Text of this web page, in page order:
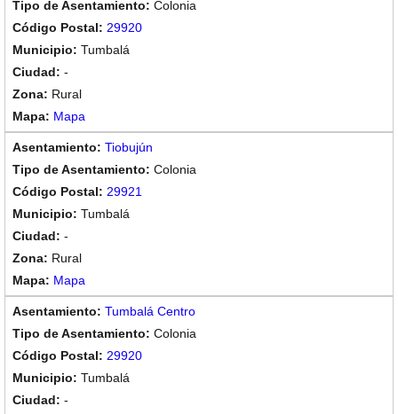
Colonia
29920
Tumbalá
-
Rural
Mapa
Tiobujún
Colonia
29921
Tumbalá
-
Rural
Mapa
Tumbalá Centro
Colonia
29920
Tumbalá
-